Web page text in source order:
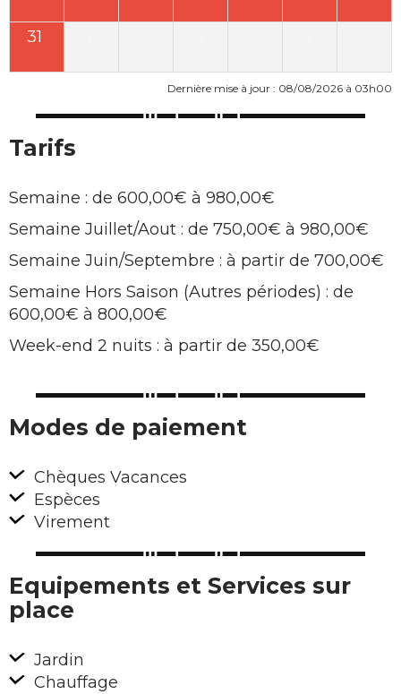
31
Dernière mise à jour : 08/08/2026 à 03h00
Tarifs
Semaine : de 600,00€ à 980,00€
Semaine Juillet/Aout : de 750,00€ à 980,00€
Semaine Juin/Septembre : à partir de 700,00€
Semaine Hors Saison (Autres périodes) : de
600,00€ à 800,00€
Week-end 2 nuits : à partir de 350,00€
Modes de paiement
Chèques Vacances
Espèces
Virement
Equipements et Services sur
place
Jardin
Chauffage